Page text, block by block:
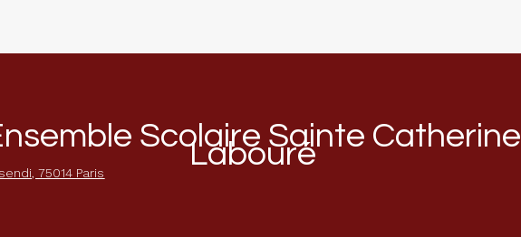
Scolaire Sainte Catherine
Labouré
75014 Paris